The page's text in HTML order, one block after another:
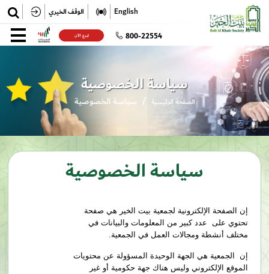
✕ English الوقف الخيري
تسجيل الدخول تسجيل 800-22554 تبرع الآن
سياسة الخصوصية
الصفحة الرئيسية سياسة الخصوصية
سياسة الخصوصية
إن الصفحة الإلكترونية لجمعية بيت الخير هي صفحة
تحتوي على عدد كبير من المعلومات والبيانات في
مختلف أنشطة ومجالات العمل في الجمعية.
إن الجمعية هي الجهة الوحيدة المسؤولة عن محتويات
الموقع الإلكتروني وليس هناك جهة حكومية أو غير